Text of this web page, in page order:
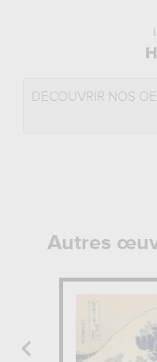
DÉCOUVRIR NOS
Autres